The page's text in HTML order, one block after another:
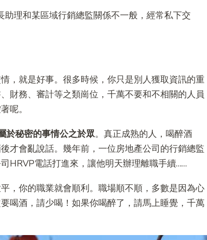
理和某區域行銷總監關係不一般，經常私下交
，就是好事。很多時候，你只是別人獲取資訊的重
財務、審計等之類崗位，千萬不要和不相關的人員
呢。
於秘密的事情公之於眾。真正成熟的人，喝醉酒
才會亂說話。幾年前，一位房地產公司的行銷總監
HRVP電話打進來，讓他明天辦理離職手續……
，你的職業就會順利。職場順不順，多數是因為心
喝酒，請少喝！如果你喝醉了，請馬上睡覺，千萬